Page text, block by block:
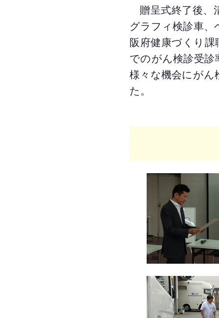
贈呈式終了後、
グラフィ検診車、
阪府健康づくり
でのがん検診受
様々な機会にがん
た。